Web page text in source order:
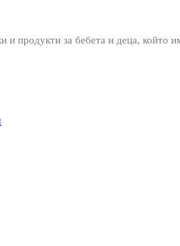
и продукти за бебета и деца, който